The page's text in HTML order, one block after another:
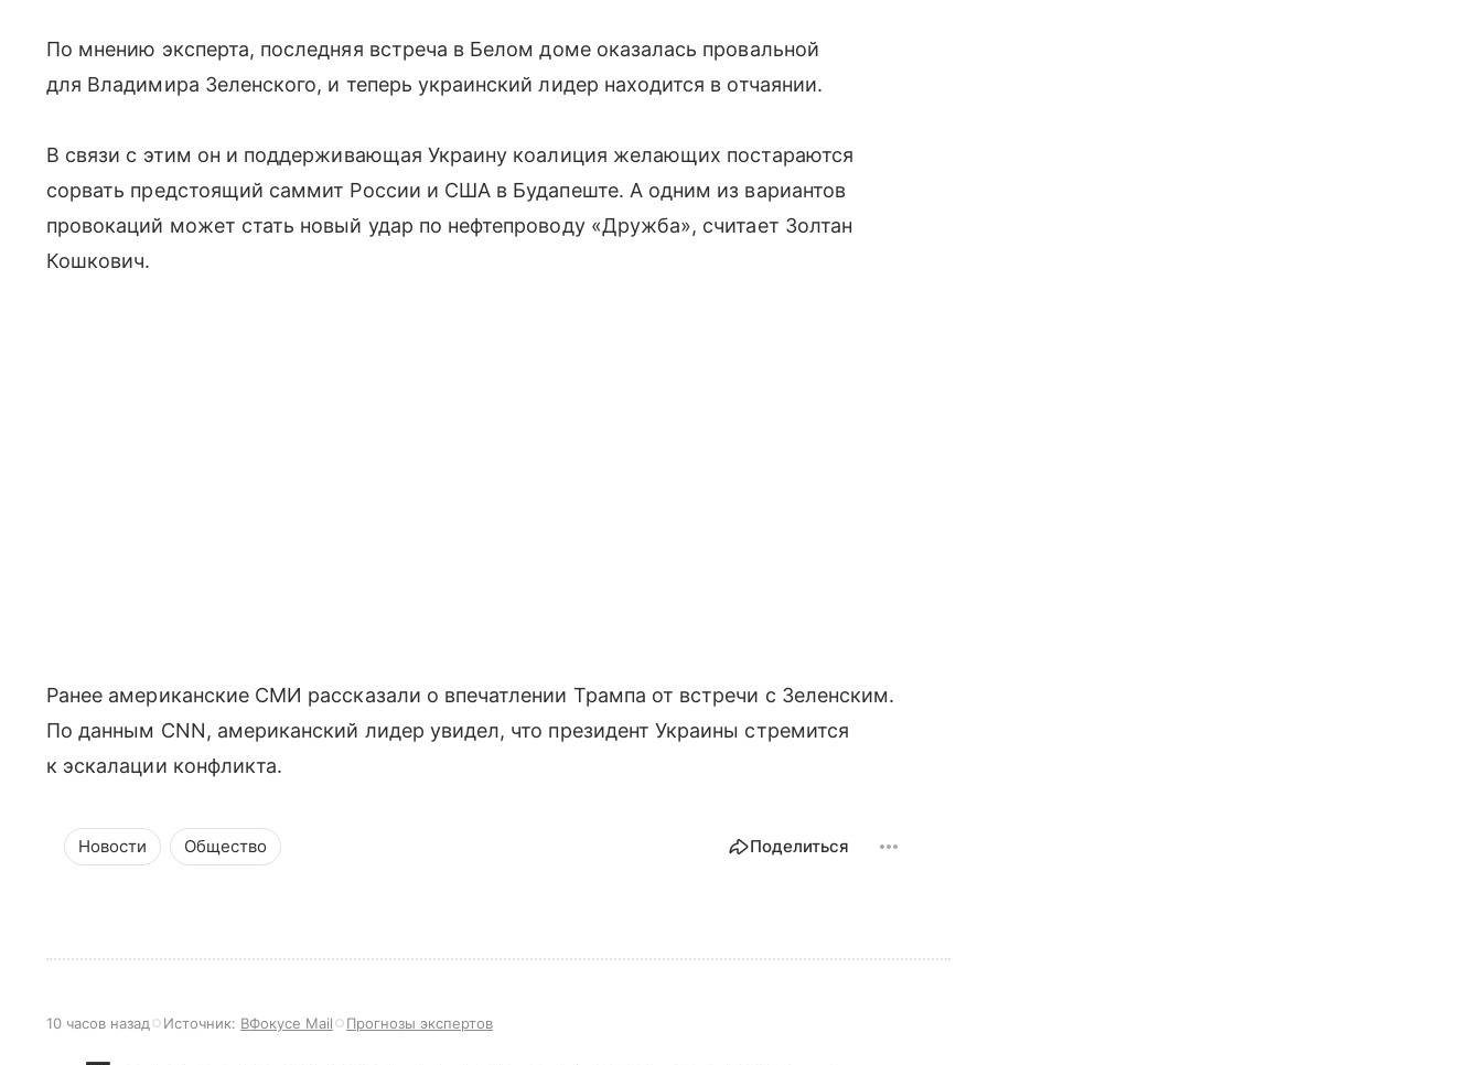
По мнению эксперта, последняя встреча в Белом доме оказалась провальной
для Владимира Зеленского, и теперь украинский лидер находится в отчаянии.
В связи с этим он и поддерживающая Украину коалиция желающих постараются
сорвать предстоящий саммит России и США в Будапеште. А одним из вариантов
провокаций может стать новый удар по нефтепроводу «Дружба», считает Золтан
Кошкович.
Ранее американские СМИ рассказали о впечатлении Трампа от встречи с Зеленским.
По данным CNN, американский лидер увидел, что президент Украины стремится
к эскалации конфликта.
Новости Общество Поделиться
10 часов назад Источник: ВФокусе Mail Прогнозы экспертов